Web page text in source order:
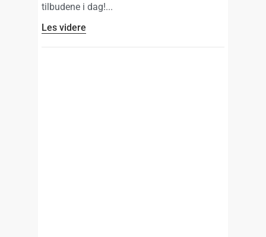
tilbudene i dag!
Les videre